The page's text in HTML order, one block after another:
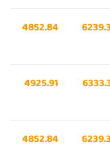
4852.84
4925.91
4852.84